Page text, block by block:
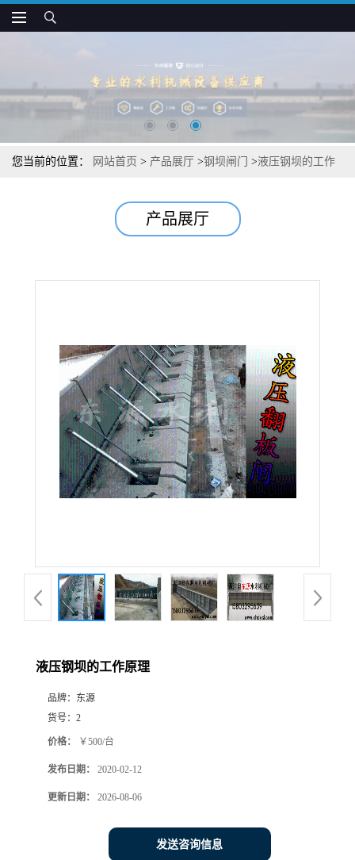
您当前的位置： 网站首页 > 产品展厅 >钢坝闸门 >液压钢坝的工作
产品展厅
液压钢坝的工作原理
品牌： 东源
货号： 2
价格： ￥500/台
发布日期： 2020-02-12
更新日期： 2026-08-06
发送咨询信息